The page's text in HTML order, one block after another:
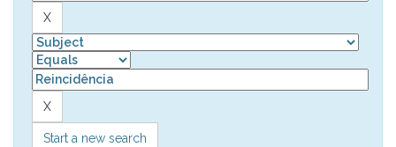
Start a new search